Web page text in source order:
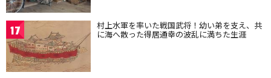
17 村上水軍を率いた戦国武将！幼い弟を支え、共
に海へ散った得居通幸の波乱に満ちた生涯